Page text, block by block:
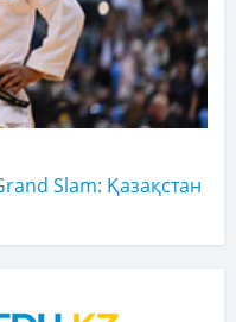
Slam: Қазақстан